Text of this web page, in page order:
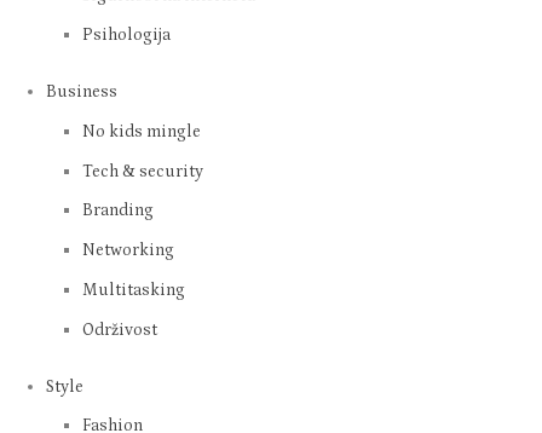
Psihologija
Business
No kids mingle
Tech & security
Branding
Networking
Multitasking
Održivost
Style
Fashion